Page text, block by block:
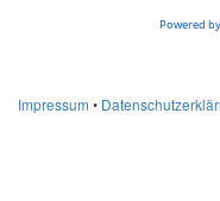
Powered by
Impressum •